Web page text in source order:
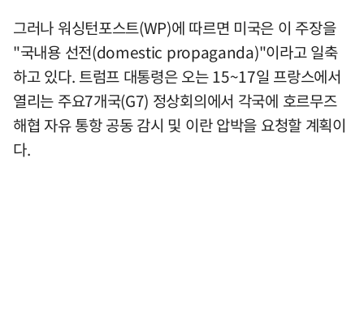
그러나 워싱턴포스트(WP)에 따르면 미국은 이 주장을
"국내용 선전(domestic propaganda)"이라고 일축
하고 있다. 트럼프 대통령은 오는 15~17일 프랑스에서
열리는 주요7개국(G7) 정상회의에서 각국에 호르무즈
해협 자유 통항 공동 감시 및 이란 압박을 요청할 계획이
다.